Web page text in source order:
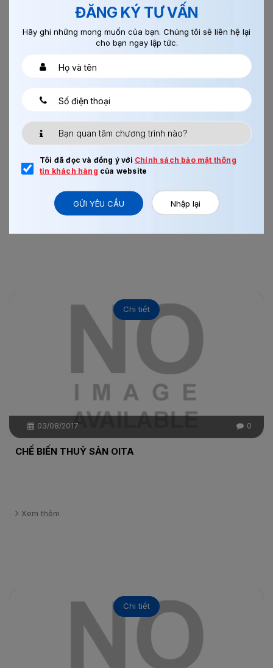
03/08/2017 0
Chi tiết
CHẾ BIẾN THUỶ SẢN AICHI
Xem thêm
03/08/2017 0
Chi tiết
CHẾ BIẾN THUỶ SẢN OITA
Xem thêm
Chi tiết
ĐĂNG KÝ TƯ VẤN
Hãy ghi những mong muốn của bạn. Chúng tôi sẽ liên hệ lại
cho bạn ngay lập tức.
Tôi đã đọc và đồng ý với Chính sách bảo mật thông
tin khách hàng của website
GỬI YÊU CẦU Nhập lại